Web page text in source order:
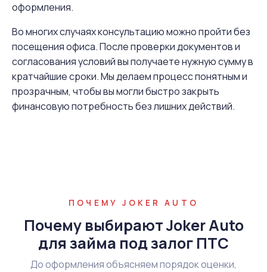
оформления.
Во многих случаях консультацию можно пройти без
посещения офиса. После проверки документов и
согласования условий вы получаете нужную сумму в
кратчайшие сроки. Мы делаем процесс понятным и
прозрачным, чтобы вы могли быстро закрыть
финансовую потребность без лишних действий.
ПОЧЕМУ JOKER AUTO
Почему выбирают Joker Auto
для займа под залог ПТС
До оформления объясняем порядок оценки,